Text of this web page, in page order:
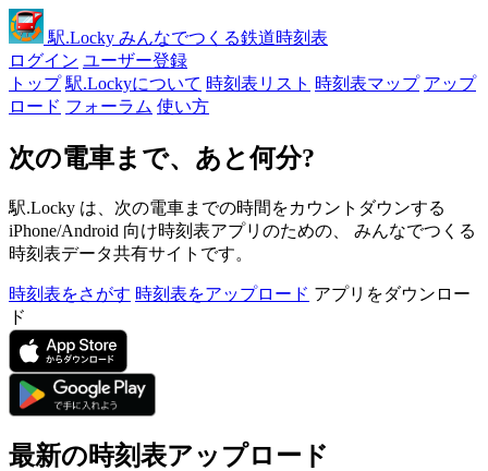
駅.Locky みんなでつくる鉄道時刻表
ログイン ユーザー登録
トップ 駅.Lockyについて 時刻表リスト 時刻表マップ アップ
ロード フォーラム 使い方
次の電車まで、あと何分?
駅.Locky は、次の電車までの時間をカウントダウンする
iPhone/Android 向け時刻表アプリのための、 みんなでつくる
時刻表データ共有サイトです。
時刻表をさがす 時刻表をアップロード アプリをダウンロー
ド
最新の時刻表アップロード